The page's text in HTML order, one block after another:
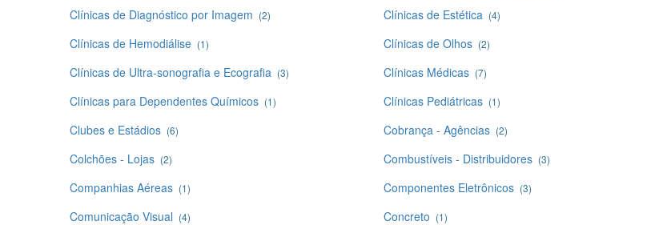
Clínicas de Diagnóstico por Imagem (2) Clínicas de Estética (4)
Clínicas de Hemodiálise (1) Clínicas de Olhos (2)
Clínicas de Ultra-sonografia e Ecografia (3) Clínicas Médicas (7)
Clínicas para Dependentes Químicos (1) Clínicas Pediátricas (1)
Clubes e Estádios (6) Cobrança - Agências (2)
Colchões - Lojas (2) Combustíveis - Distribuidores (3)
Companhias Aéreas (1) Componentes Eletrônicos (3)
Comunicação Visual (4) Concreto (1)